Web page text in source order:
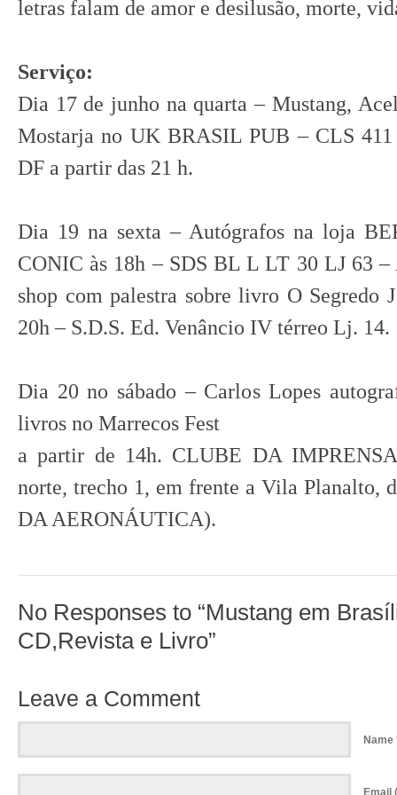
letras falam de amor e desilusão, morte,
Serviço:
Dia 17 de junho na quarta – Mustang,
Mostarja no UK BRASIL PUB – CLS
DF a partir das 21 h.
Dia 19 na sexta – Autógrafos na loja
CONIC às 18h – SDS BL L LT 30 LJ 63
shop com palestra sobre livro O Segredo
20h – S.D.S. Ed. Venâncio IV térreo Lj. 14.
Dia 20 no sábado – Carlos Lopes
livros no Marrecos Fest
a partir de 14h. CLUBE DA
norte, trecho 1, em frente a Vila Planalto,
DA AERONÁUTICA).
No Responses to “Mustang em
CD,Revista e Livro”
Leave a Comment
Name
Email